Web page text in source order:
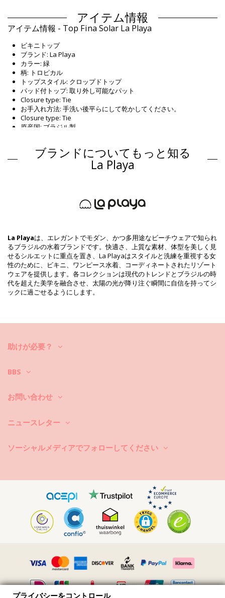
アイテム情報
アイテム情報 - Top Fina Solar La Playa
ビキニトップ
ブランド: La Playa
カラー: 緑
柄: トロピカル
トップスタイル: クロップドトップ
パッド付トップ: 取り外し可能なパット
Closure type: Tie
お手入れ方法: 手洗い後平らにして乾かしてください。
Closure type: Tie
原産国: ブラジル製
組成物
組成物: 84% Polyester, 16% Elastane
部門: ウィメンズ, ビキニトップ
HS CODE: 6112.41.0010
SKU: 1981116558
EAN: XS (7899918235009), S (7899670408109), M (7899670408116),
L (7899670408123), XL (7899670408130)
サプライヤー参照 : 1162130
重さ : 55g / 0.12lb / 1.94oz
カットにより柄が異なることがあります。
補正された写真
お手入れ方法: La Playa Top Fina Solar
ら、それをケアする方法を知る必要があります。貴方がひと夏以上ビキ
ニセットを楽しみたいのでしたら、良質な生地を選ぶのはもちろん、そ
など）、木（破片など）などの表面に直接触れると、水着の柔らかい布
洗濯するには？毎回のご使用後は、海水ではなくきれいな水でビキニを
どの強力な洗剤は絶対に使用しないで下さい。繊細な布地製品用にシン
プルな石鹸のご使用をお勧めしますが、水着用の特別な洗剤製品が好ま
また、ビーチバッグやポーチから濡れた水着を取り出すのを忘れないで
下さい。長時間濡らしたままにして湿らせないで下さい。何故かと言い
ますと、柄や模様が変色したり、または、ビキニがストーンや真珠また
はフリルで装飾されている場合、洗っている最中に、擦れたりねじれた
り伸びたりすることを避けるためです。
水着に汚れがある場合は、まだ濡れている間に軽くたたくようにして下
依頼することをお勧めします。
乾燥方法は？直射日光はお避け下さい。ビキニか水着をタオルの上に置
ブランドについてもっと知る
La Playa
La Playaは、エレガントでモダン、かつ多用途なビーチウェアで知られ
るブラジルの水着ブランドです。快適さ、上質な素材、体型を美しく見
せるシルエットに重点を置き、La Playaはスタイルと洗練を重視する女
性のために、ビキニ、ワンピース水着、コーディネートされたリゾート
ウェアを提供します。各コレクションは現代のトレンドとブラジルの時
代を超えた美学を融合させ、太陽の光が降り注ぐ瞬間に自信を持ってシ
ックに過ごせるようにします。
助けが必要？
BBS
お問い合わせ
ニュースレター
ソーシャルメディアでフォローしてください
プライバシーをコントロール